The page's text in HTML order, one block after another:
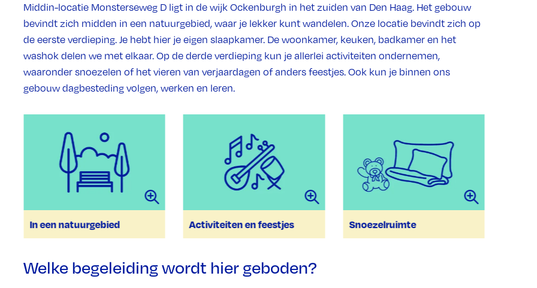
Middin-locatie Monsterseweg D ligt in de wijk Ockenburgh in het zuiden van Den Haag. Het gebouw
bevindt zich midden in een natuurgebied, waar je lekker kunt wandelen. Onze locatie bevindt zich op
de eerste verdieping. Je hebt hier je eigen slaapkamer. De woonkamer, keuken, badkamer en het
washok delen we met elkaar. Op de derde verdieping kun je allerlei activiteiten ondernemen,
waaronder snoezelen of het vieren van verjaardagen of anders feestjes. Ook kun je binnen ons
gebouw dagbesteding volgen, werken en leren.
In een natuurgebied Activiteiten en feestjes Snoezelruimte
Welke begeleiding wordt hier geboden?